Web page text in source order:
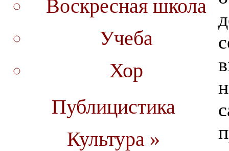
Воскресная школа
Учеба
Хор
Публицистика
Культура »